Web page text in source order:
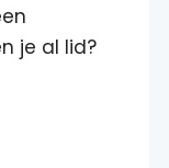
je al lid?